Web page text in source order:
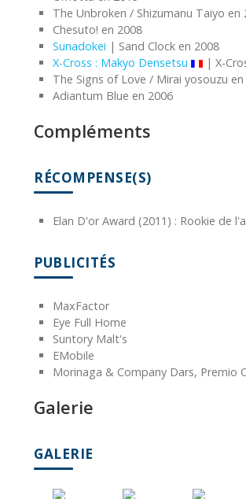
The Unbroken / Shizumanu Taiyo en
Chesuto! en 2008
Sunadokei | Sand Clock en 2008
X-Cross : Makyo Densetsu
| X-
The Signs of Love / Mirai yosouzu
Adiantum Blue en 2006
Compléments
RÉCOMPENSE(S)
Elan D'or Award (2011) : Rookie de
PUBLICITÉS
MaxFactor
Eye Full Home
Suntory Malt's
EMobile
Morinaga & Company Dars, Premio
Galerie
GALERIE